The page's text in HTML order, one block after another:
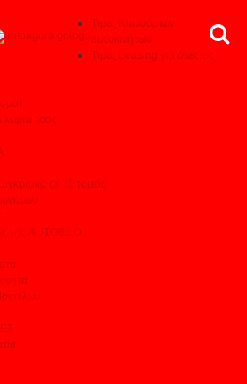
Τιμές Καινούριων
αυτοκινήτων
Τιμές Leasing για όλες τις
λεφτά τους
σε 11 τομείς
της AUTOBILD